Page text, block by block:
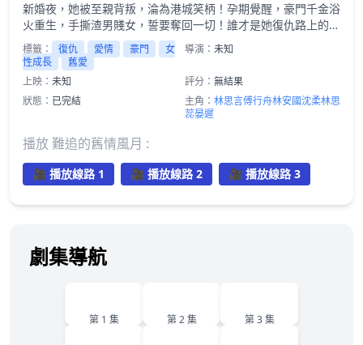
新婚夜，她被至親背叛，淪為港城笑柄！孕期覺醒，豪門千金浴
火重生，手撕渣男賤女，誓要奪回一切！誰才是她復仇路上的真
命天子？
標籤： 復仇 愛情 豪門
女
性成長
舊愛
導演： 未知
上映： 未知 評分： 無結果
狀態： 已完結 主角： 林思言傅行舟林安國沈柔林思
蕊晏遲
播放 難追的舊情風月 :
🎥 播放線路 1 🎥 播放線路 2 🎥 播放線路 3
劇集導航
第 1 集 第 2 集 第 3 集